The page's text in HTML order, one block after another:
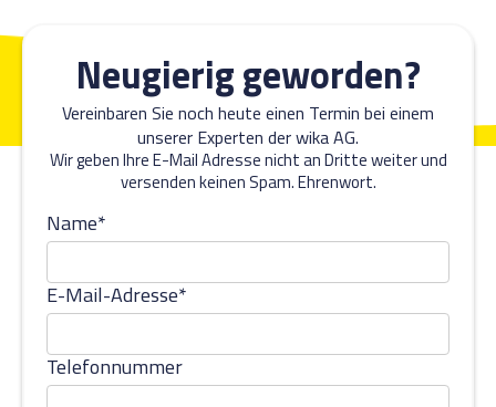
Neugierig geworden?
Vereinbaren Sie noch heute einen Termin bei einem
unserer Experten der wika AG.
Wir geben Ihre E-Mail Adresse nicht an Dritte weiter und
versenden keinen Spam. Ehrenwort.
Name*
E-Mail-Adresse*
Telefonnummer